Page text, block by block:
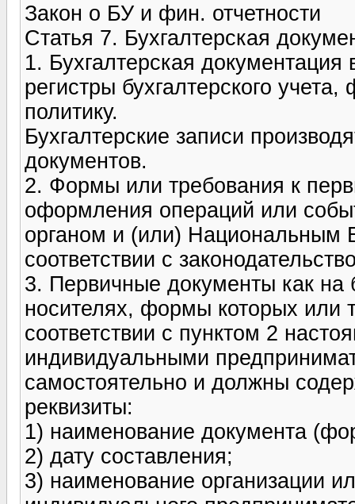
Закон о БУ и фин. отчетности
Статья 7. Бухгалтерская
1. Бухгалтерская
регистры бухгалтерского
политику.
Бухгалтерские записи
документов.
2. Формы или требования к
оформления операций или
органом и (или) Национальным
соответствии с
3. Первичные документы как на
носителях, формы которых или
соответствии с пунктом 2
индивидуальными
самостоятельно и должны
реквизиты:
1) наименование документа
2) дату составления;
3) наименование организации